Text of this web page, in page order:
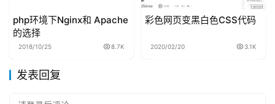
势，只有选择百度免费排名了，百度免费排名的规则和算法
也是最多的，最麻烦的一件事情，总体还是围着信誉度(权
重)展开的。这个信誉度从综合因素判断，并非单一的优
百度收录规则
php环境下Nginx和 Apache
的选择
2018/10/25 8.7K
彩色网页变黑白色CSS代码
2020/02/20 3.1K
发表回复